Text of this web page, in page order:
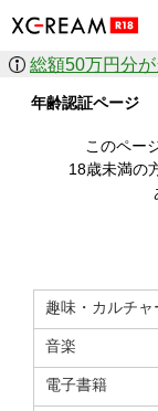
作品を探す
ジャンル
人気のセール
すべての作品
価格の安い順
月間ランキング
年齢認証ページ
このペー
18歳未満の
趣味・カルチャ
音楽
電子書籍